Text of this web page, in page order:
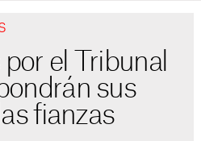
el Tribunal
sus
fianzas